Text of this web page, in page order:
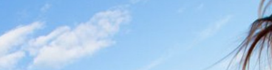
搜尋景點
好康優惠